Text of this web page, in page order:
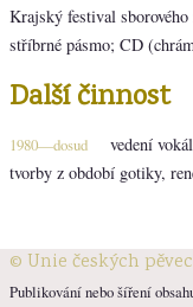
Krajský festival
stříbrné pásmo; CD
Další činnost
1980—dosud
vedení
tvorby z období gotiky,
© Unie českých
Publikování nebo šíření